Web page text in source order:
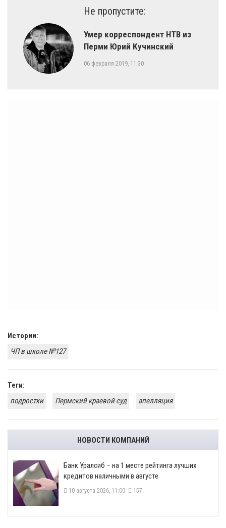
Не пропустите:
​Умер корреспондент НТВ из
Перми Юрий Кучинский
06 февраля 2019, 11:30
Истории:
ЧП в школе №127
Теги:
подростки
Пермский краевой суд апелляция
НОВОСТИ КОМПАНИЙ
Банк Уралсиб – на 1 месте рейтинга лучших
кредитов наличными в августе
10 августа 2026, 11:00 157